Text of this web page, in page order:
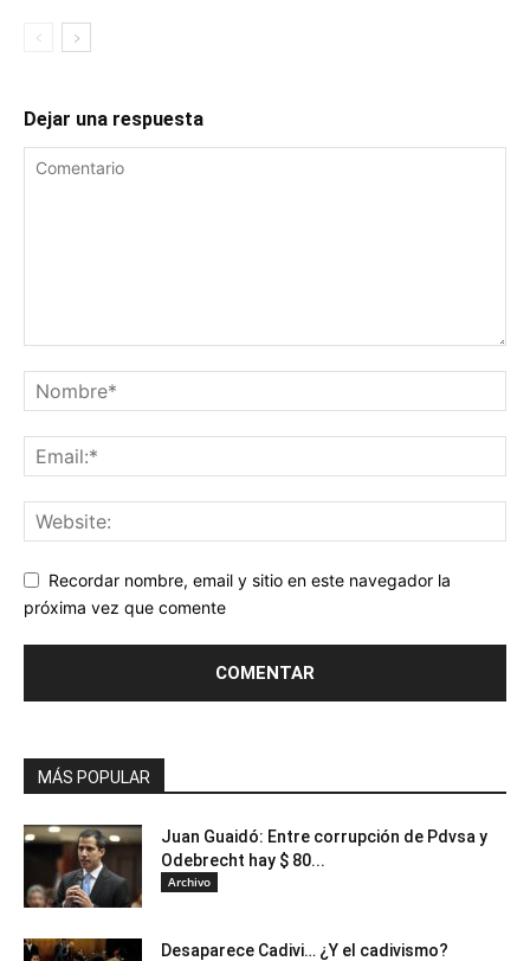
Dejar una respuesta
Recordar nombre, email y sitio en este navegador la
próxima vez que comente
MÁS POPULAR
Juan Guaidó: Entre corrupción de Pdvsa y
Odebrecht hay $ 80...
Archivo
Desaparece Cadivi… ¿Y el cadivismo?